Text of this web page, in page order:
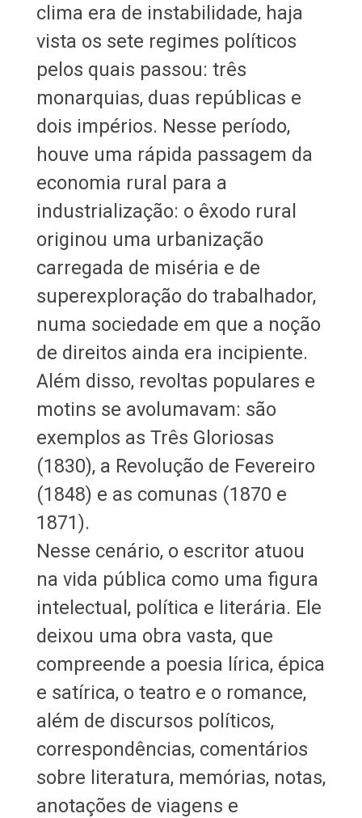
clima era de instabilidade, haja
vista os sete regimes políticos
pelos quais passou: três
monarquias, duas repúblicas e
dois impérios. Nesse período,
houve uma rápida passagem da
economia rural para a
industrialização: o êxodo rural
originou uma urbanização
carregada de miséria e de
superexploração do trabalhador,
numa sociedade em que a noção
de direitos ainda era incipiente.
Além disso, revoltas populares e
motins se avolumavam: são
exemplos as Três Gloriosas
(1830), a Revolução de Fevereiro
(1848) e as comunas (1870 e
1871).
Nesse cenário, o escritor atuou
na vida pública como uma figura
intelectual, política e literária. Ele
deixou uma obra vasta, que
compreende a poesia lírica, épica
e satírica, o teatro e o romance,
além de discursos políticos,
correspondências, comentários
sobre literatura, memórias, notas,
anotações de viagens e